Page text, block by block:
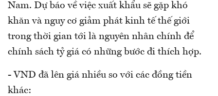
Nam. Dự báo về việc xuất khẩu sẽ gặp khó
khăn và nguy cơ giảm phát kinh tế thế giới
trong thời gian tới là nguyên nhân chính để
chính sách tỷ giá có những bước đi thích hợp.
- VND đã lên giá nhiều so với các đồng tiền
khác: